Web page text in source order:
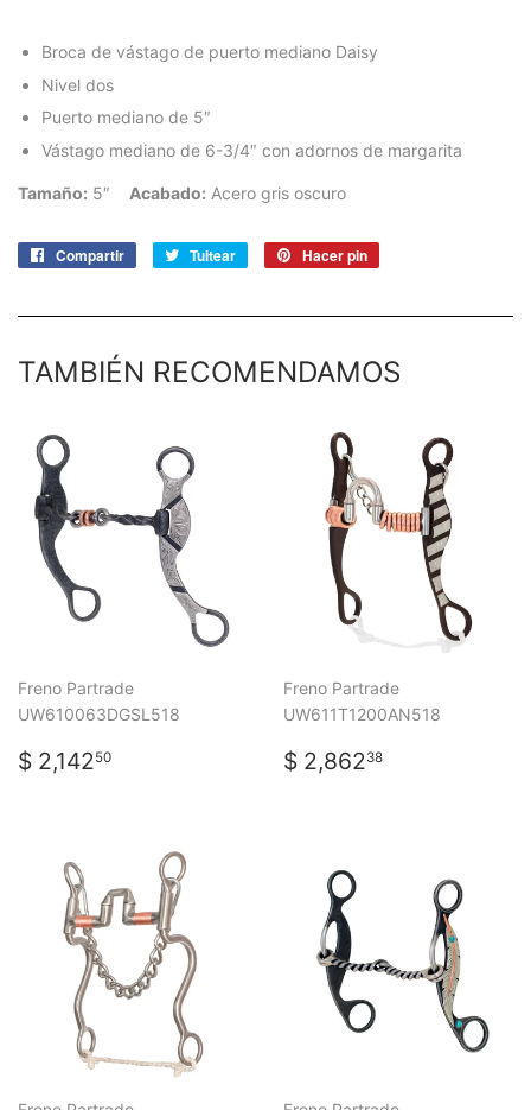
Broca de vástago de puerto mediano Daisy
Nivel dos
Puerto mediano de 5″
Vástago mediano de 6-3/4″ con adornos de margarita
Tamaño: 5″ Acabado: Acero gris oscuro
Compartir
CompartirTuitear
Tuitear Hacer pin
TAMBIÉN RECOMENDAMOS
Freno Partrade
UW610063DGSL518
PRECIO
HABITUAL
$ 2,14250
Freno Partrade
UW611T1200AN518
PRECIO
HABITUAL
$ 2,86238